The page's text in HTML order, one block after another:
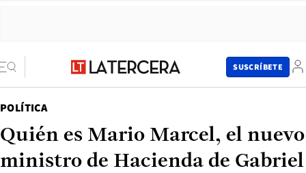
SUSCRÍBETE
POLÍTICA
Quién es Mario Marcel, el nuevo
ministro de Hacienda de Gabriel